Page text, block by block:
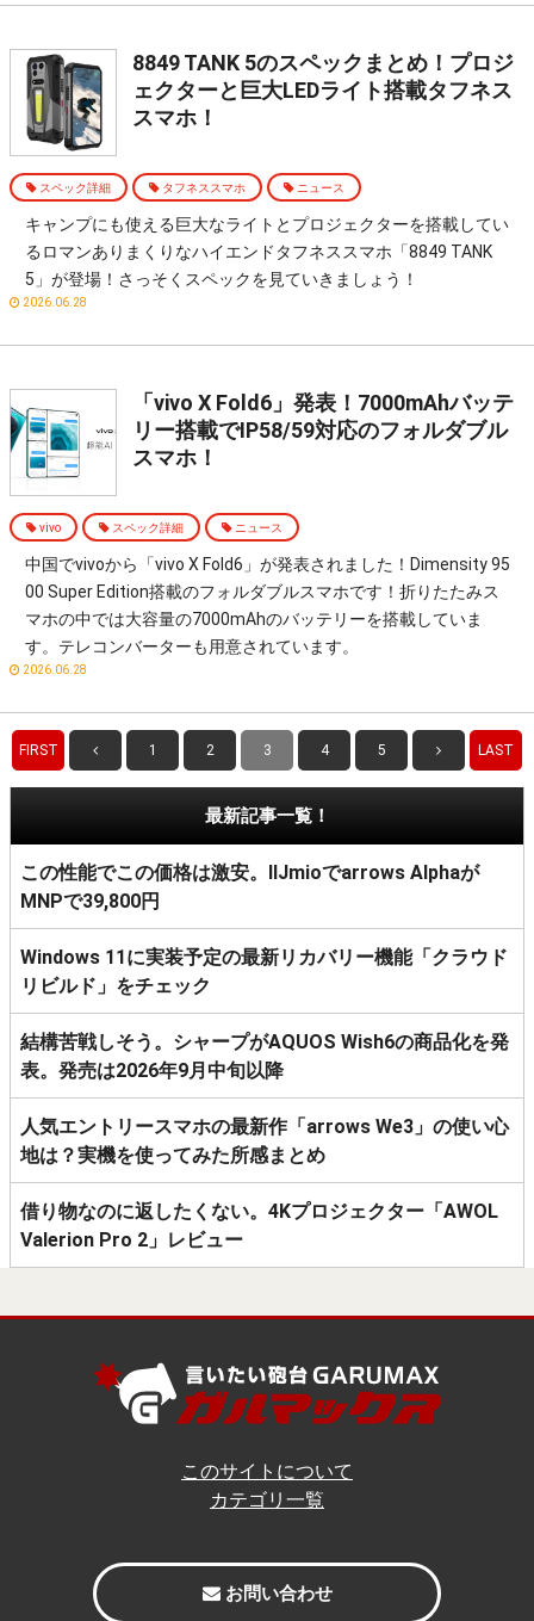
8849 TANK 5のスペックまとめ！プロジ
ェクターと巨大LEDライト搭載タフネス
スマホ！
スペック詳細 タフネススマホ ニュース
キャンプにも使える巨大なライトとプロジェクターを搭載してい
るロマンありまくりなハイエンドタフネススマホ「8849 TANK
5」が登場！さっそくスペックを見ていきましょう！
2026.06.28
「vivo X Fold6」発表！7000mAhバッテ
リー搭載でIP58/59対応のフォルダブル
スマホ！
vivo スペック詳細 ニュース
中国でvivoから「vivo X Fold6」が発表されました！Dimensity 95
00 Super Edition搭載のフォルダブルスマホです！折りたたみス
マホの中では大容量の7000mAhのバッテリーを搭載していま
す。テレコンバーターも用意されています。
2026.06.28
FIRST 1 2 3 4 5 LAST
最新記事一覧！
この性能でこの価格は激安。IIJmioでarrows Alphaが
MNPで39,800円
Windows 11に実装予定の最新リカバリー機能「クラウド
リビルド」をチェック
結構苦戦しそう。シャープがAQUOS Wish6の商品化を発
表。発売は2026年9月中旬以降
人気エントリースマホの最新作「arrows We3」の使い心
地は？実機を使ってみた所感まとめ
借り物なのに返したくない。4Kプロジェクター「AWOL
Valerion Pro 2」レビュー
このサイトについて
カテゴリ一覧
お問い合わせ